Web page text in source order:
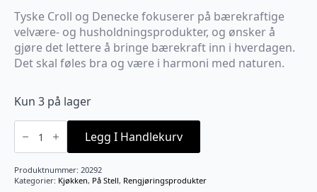
Tyske Croll og Denecke fokuserer på bærekraftige
velvære- og husholdningsprodukter, og ønsker å
gjøre det lettere å bringe bærekraft inn i hverdagen.
Det skal føles bra og være i harmoni med naturen.
Kun 3 på lager
Oppvaskbørste
naturlig Legg I Handlekurv
Produktnummer: 20292
Kategorier: Kjøkken, På Stell, Rengjøringsprodukter